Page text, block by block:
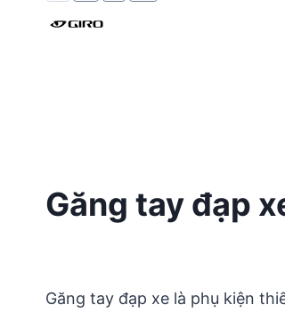
Găng tay đạp
Găng tay đạp xe là phụ kiện